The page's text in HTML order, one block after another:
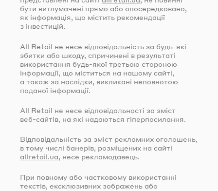
бути витлумачені прямо або опосередковано,
як інформація, що містить рекомендації
з інвестицій.
All Retail не несе відповідальність за будь-які
збитки або шкоду, спричинені в результаті
використання будь-якої третьою стороною
інформації, що міститься на нашому сайті,
а також за наслідки, викликані неповнотою
поданої інформації.
All Retail не несе відповідальності за зміст
веб-сайтів, на які надаються гіперпосилання.
Відповідальність за зміст рекламних оголошень,
в тому числі банерів, розміщених на сайті
allretail.ua, несе рекламодавець.
При повному або частковому використанні
текстів, ексклюзивних зображень або